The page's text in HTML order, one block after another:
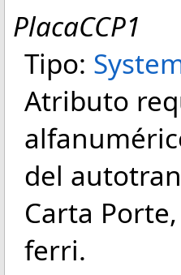
PlacaCCP1
Tipo:
Atributo
del
Carta
ferri.